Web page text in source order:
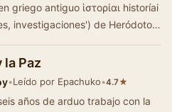
griego antiguo ἱστορίαι historíai
investigaciones') de Heródoto
la Paz
•Leído por Epachuko•4.7★
años de arduo trabajo con la